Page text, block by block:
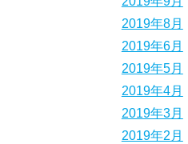
2019年8月
2019年6月
2019年5月
2019年4月
2019年3月
2019年2月